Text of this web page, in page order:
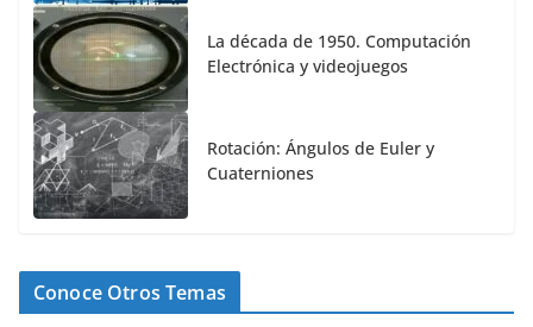
La década de 1950. Computación
Electrónica y videojuegos
Rotación: Ángulos de Euler y
Cuaterniones
Conoce Otros Temas